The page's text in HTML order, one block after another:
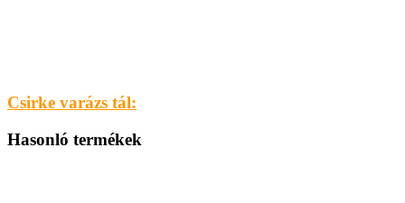
Csirke varázs tál:
Hasonló termékek